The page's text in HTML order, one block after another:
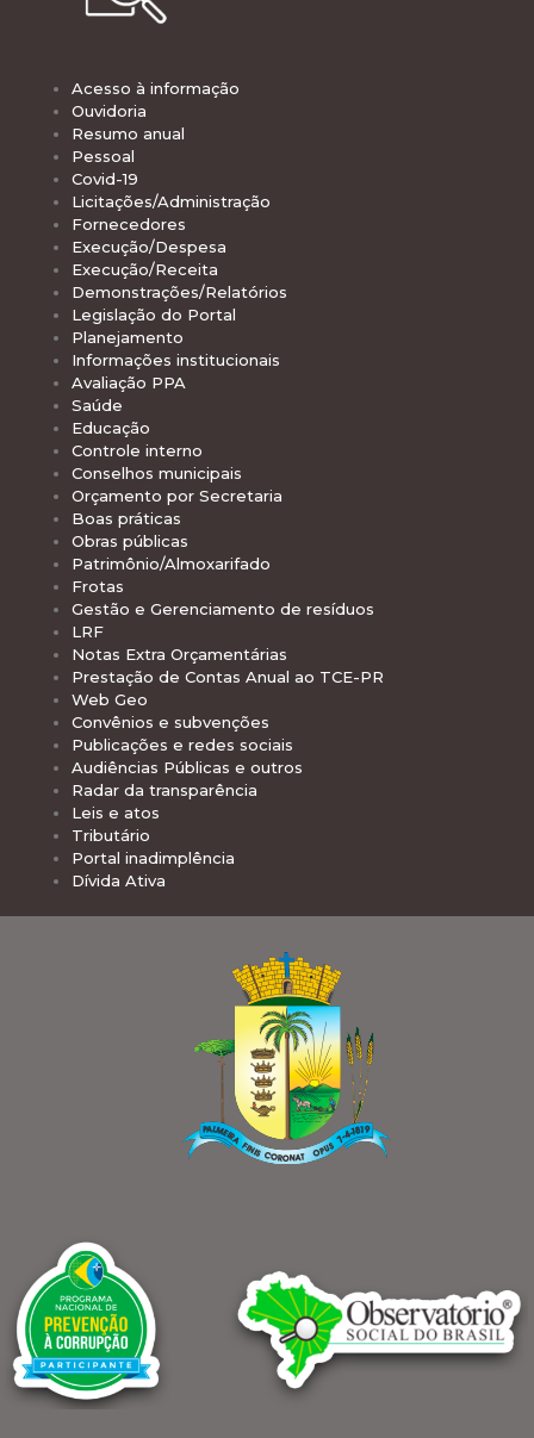
Acesso à informação
Ouvidoria
Resumo anual
Pessoal
Covid-19
Licitações/Administração
Fornecedores
Execução/Despesa
Execução/Receita
Demonstrações/Relatórios
Legislação do Portal
Planejamento
Informações institucionais
Avaliação PPA
Saúde
Educação
Controle interno
Conselhos municipais
Orçamento por Secretaria
Boas práticas
Obras públicas
Patrimônio/Almoxarifado
Frotas
Gestão e Gerenciamento de resíduos
LRF
Notas Extra Orçamentárias
Prestação de Contas Anual ao TCE-PR
Web Geo
Convênios e subvenções
Publicações e redes sociais
Audiências Públicas e outros
Radar da transparência
Leis e atos
Tributário
Portal inadimplência
Dívida Ativa